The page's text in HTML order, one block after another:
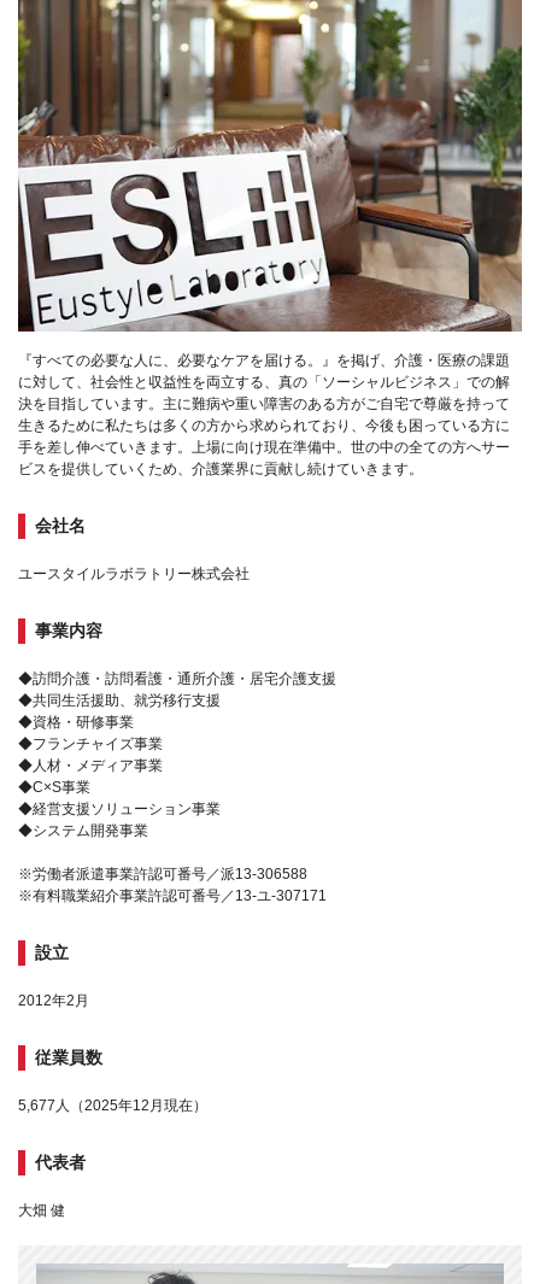
『すべての必要な人に、必要なケアを届ける。』を掲げ、介護・医療の課題
に対して、社会性と収益性を両立する、真の「ソーシャルビジネス」での解
決を目指しています。主に難病や重い障害のある方がご自宅で尊厳を持って
生きるために私たちは多くの方から求められており、今後も困っている方に
手を差し伸べていきます。上場に向け現在準備中。世の中の全ての方へサー
ビスを提供していくため、介護業界に貢献し続けていきます。
会社名
ユースタイルラボラトリー株式会社
事業内容
◆訪問介護・訪問看護・通所介護・居宅介護支援
◆共同生活援助、就労移行支援
◆資格・研修事業
◆フランチャイズ事業
◆人材・メディア事業
◆C×S事業
◆経営支援ソリューション事業
◆システム開発事業
※労働者派遣事業許認可番号／派13-306588
※有料職業紹介事業許認可番号／13-ユ-307171
設立
2012年2月
従業員数
5,677人（2025年12月現在）
代表者
大畑 健